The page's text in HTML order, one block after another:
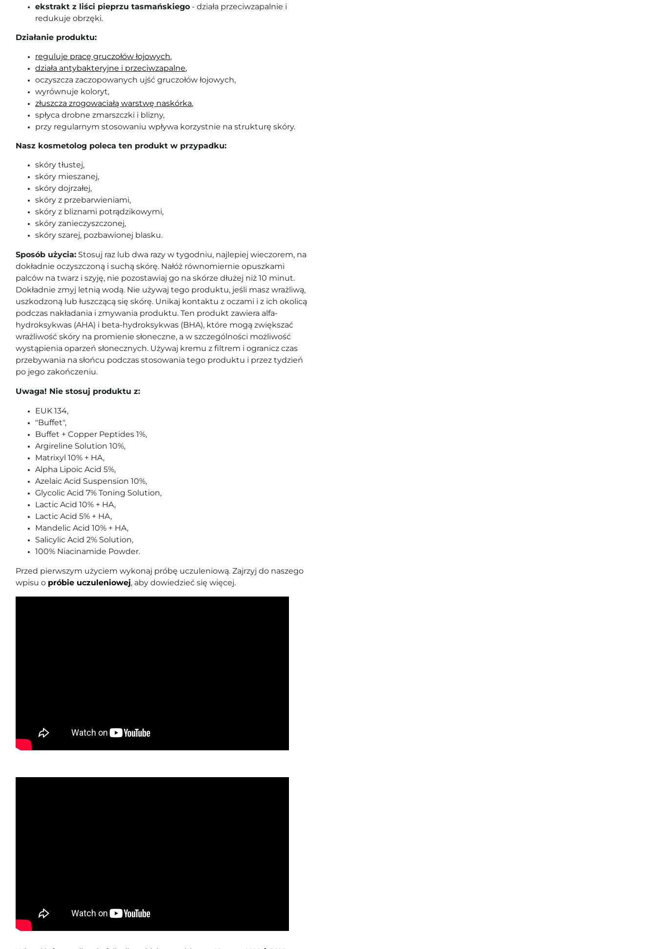
ekstrakt z liści pieprzu tasmańskiego - działa przeciwzapalnie i
redukuje obrzęki.
Działanie produktu:
reguluje pracę gruczołów łojowych,
działa antybakteryjne i przeciwzapalne,
oczyszcza zaczopowanych ujść gruczołów łojowych,
wyrównuje koloryt,
złuszcza zrogowaciałą warstwę naskórka,
spłyca drobne zmarszczki i blizny,
przy regularnym stosowaniu wpływa korzystnie na strukturę skóry.
Nasz kosmetolog poleca ten produkt w przypadku:
skóry tłustej,
skóry mieszanej,
skóry dojrzałej,
skóry z przebarwieniami,
skóry z bliznami potrądzikowymi,
skóry zanieczyszczonej,
skóry szarej, pozbawionej blasku.
Sposób użycia: Stosuj raz lub dwa razy w tygodniu, najlepiej wieczorem, na
dokładnie oczyszczoną i suchą skórę. Nałóż równomiernie opuszkami
palców na twarz i szyję, nie pozostawiaj go na skórze dłużej niż 10 minut.
Dokładnie zmyj letnią wodą. Nie używaj tego produktu, jeśli masz wrażliwą,
uszkodzoną lub łuszczącą się skórę. Unikaj kontaktu z oczami i z ich okolicą
podczas nakładania i zmywania produktu. Ten produkt zawiera alfa-
hydroksykwas (AHA) i beta-hydroksykwas (BHA), które mogą zwiększać
wrażliwość skóry na promienie słoneczne, a w szczególności możliwość
wystąpienia oparzeń słonecznych. Używaj kremu z filtrem i ogranicz czas
przebywania na słońcu podczas stosowania tego produktu i przez tydzień
po jego zakończeniu.
Uwaga! Nie stosuj produktu z:
EUK 134,
"Buffet",
Buffet + Copper Peptides 1%,
Argireline Solution 10%,
Matrixyl 10% + HA,
Alpha Lipoic Acid 5%,
Azelaic Acid Suspension 10%,
Glycolic Acid 7% Toning Solution,
Lactic Acid 10% + HA,
Lactic Acid 5% + HA,
Mandelic Acid 10% + HA,
Salicylic Acid 2% Solution,
100% Niacinamide Powder.
Przed pierwszym użyciem wykonaj próbę uczuleniową. Zajrzyj do naszego
wpisu o próbie uczuleniowej, aby dowiedzieć się więcej.